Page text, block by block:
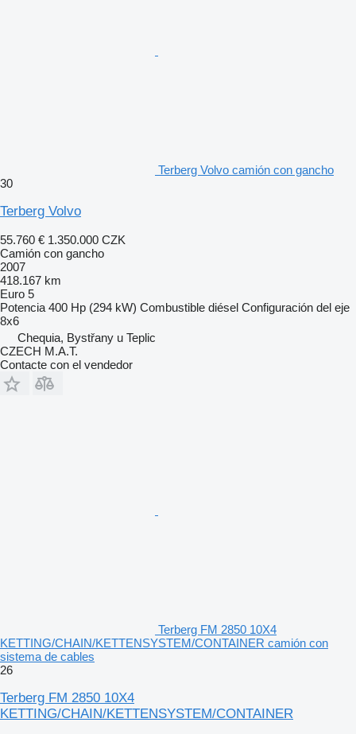
Terberg Volvo camión con gancho
30
Terberg Volvo
55.760 € 1.350.000 CZK
Camión con gancho
2007
418.167 km
Euro 5
Potencia 400 Hp (294 kW) Combustible diésel Configuración del eje
8x6
Chequia, Bystřany u Teplic
CZECH M.A.T.
Contacte con el vendedor
Terberg FM 2850 10X4
KETTING/CHAIN/KETTENSYSTEM/CONTAINER camión con
sistema de cables
26
Terberg FM 2850 10X4
KETTING/CHAIN/KETTENSYSTEM/CONTAINER